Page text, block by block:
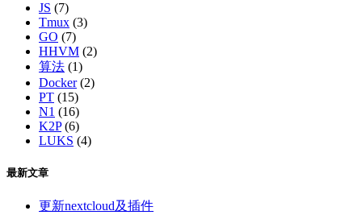
JS (7)
Tmux (3)
GO (7)
HHVM (2)
算法 (1)
Docker(2)
PT (15)
N1 (16)
K2P(6)
LUKS (4)
最新文章
更新nextcloud及插件